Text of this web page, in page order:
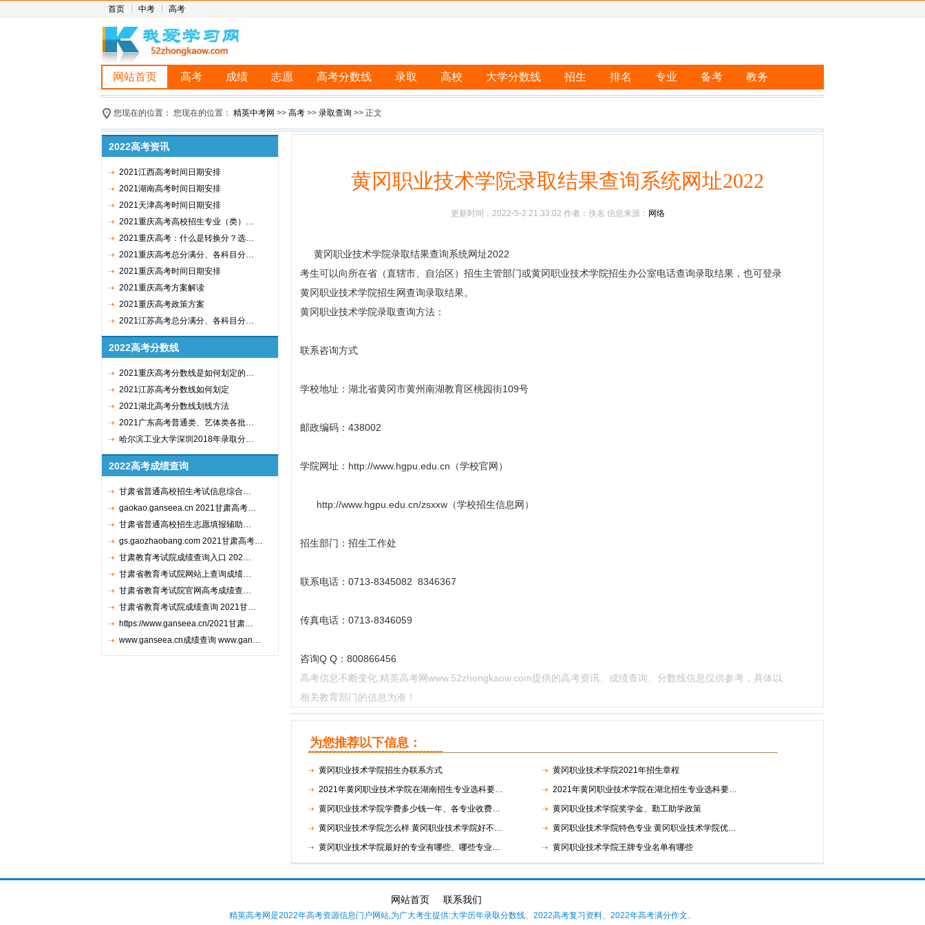
首页 中考 高考
网站首页 高考 成绩 志愿 高考分数线 录取 高校 大学分数线 招生 排名 专业 备考 教务
您现在的位置： 您现在的位置： 精英中考网 >> 高考 >> 录取查询 >> 正文
2022高考资讯
2021江西高考时间日期安排
2021湖南高考时间日期安排
2021天津高考时间日期安排
2021重庆高考高校招生专业（类）…
2021重庆高考：什么是转换分？选…
2021重庆高考总分满分、各科目分…
2021重庆高考时间日期安排
2021重庆高考方案解读
2021重庆高考政策方案
2021江苏高考总分满分、各科目分…
2022高考分数线
2021重庆高考分数线是如何划定的…
2021江苏高考分数线如何划定
2021湖北高考分数线划线方法
2021广东高考普通类、艺体类各批…
哈尔滨工业大学深圳2018年录取分…
2022高考成绩查询
甘肃省普通高校招生考试信息综合…
gaokao.ganseea.cn 2021甘肃高考…
甘肃省普通高校招生志愿填报辅助…
gs.gaozhaobang.com 2021甘肃高考…
甘肃教育考试院成绩查询入口 202…
甘肃省教育考试院网站上查询成绩…
甘肃省教育考试院官网高考成绩查…
甘肃省教育考试院成绩查询 2021甘…
https://www.ganseea.cn/2021甘肃…
www.ganseea.cn成绩查询 www.gan…
黄冈职业技术学院录取结果查询系统网址2022
更新时间：2022-5-2 21:33:02 作者：佚名 信息来源： 网络
黄冈职业技术学院录取结果查询系统网址2022
考生可以向所在省（直辖市、自治区）招生主管部门或黄冈职业技术学院招生办公室电话查询录取结果，也可登录
黄冈职业技术学院招生网查询录取结果。
黄冈职业技术学院录取查询方法：
联系咨询方式
学校地址：湖北省黄冈市黄州南湖教育区桃园街109号
邮政编码：438002
学院网址：http://www.hgpu.edu.cn（学校官网）
http://www.hgpu.edu.cn/zsxxw（学校招生信息网）
招生部门：招生工作处
联系电话：0713-8345082 8346367
传真电话：0713-8346059
咨询Q Q：800866456
高考信息不断变化,精英高考网www.52zhongkaow.com提供的高考资讯、成绩查询、分数线信息仅供参考，具体以
相关教育部门的信息为准！
为您推荐以下信息：
黄冈职业技术学院招生办联系方式
黄冈职业技术学院2021年招生章程
2021年黄冈职业技术学院在湖南招生专业选科要…
2021年黄冈职业技术学院在湖北招生专业选科要…
黄冈职业技术学院学费多少钱一年、各专业收费…
黄冈职业技术学院奖学金、勤工助学政策
黄冈职业技术学院怎么样 黄冈职业技术学院好不…
黄冈职业技术学院特色专业 黄冈职业技术学院优…
黄冈职业技术学院最好的专业有哪些、哪些专业…
黄冈职业技术学院王牌专业名单有哪些
网站首页 联系我们
精英高考网是2022年高考资源信息门户网站,为广大考生提供:大学历年录取分数线、2022高考复习资料、2022年高考满分作文、